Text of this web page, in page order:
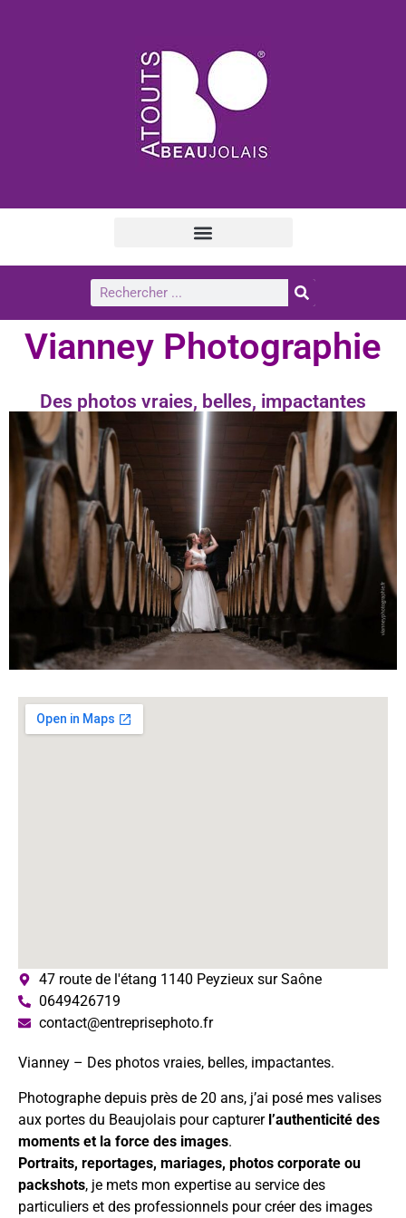
Vianney Photographie
Des photos vraies, belles, impactantes
47 route de l'étang 1140 Peyzieux sur Saône
0649426719
contact@entreprisephoto.fr
Vianney – Des photos vraies, belles, impactantes.
Photographe depuis près de 20 ans, j’ai posé mes valises
aux portes du Beaujolais pour capturer l’authenticité des
moments et la force des images.
Portraits, reportages, mariages, photos corporate ou
packshots, je mets mon expertise au service des
particuliers et des professionnels pour créer des images